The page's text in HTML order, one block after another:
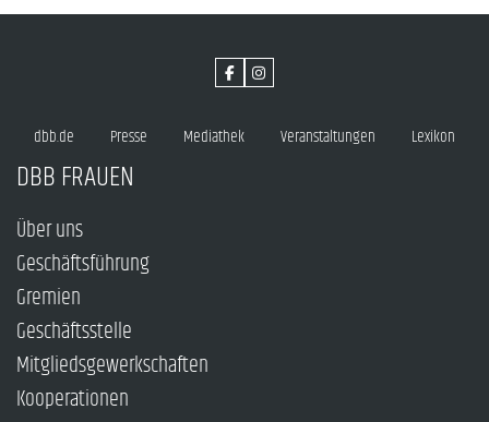
dbb.de Presse Mediathek Veranstaltungen Lexikon
DBB FRAUEN
Über uns
Geschäftsführung
Gremien
Geschäftsstelle
Mitgliedsgewerkschaften
Kooperationen